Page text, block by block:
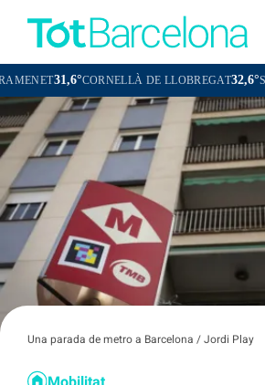
31,6°CORNELLÀ DE LLOBREGAT32,6°SANT
Una parada de metro a Barcelona / Jordi Play